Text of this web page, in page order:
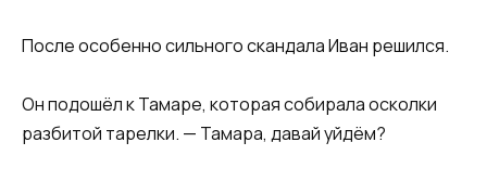
После особенно сильного скандала Иван решился.
Он подошёл к Тамаре, которая собирала осколки
разбитой тарелки. — Тамара, давай уйдём?